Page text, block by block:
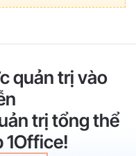
quản trị vào
trị tổng thể
1Office!